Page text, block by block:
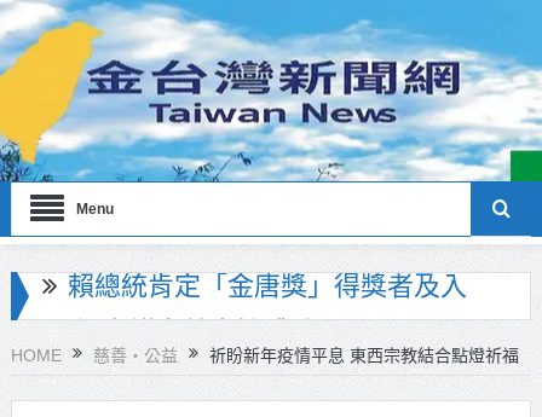
Menu
海巡署南部分署主官大換血 蔡順元
勉提升巡防戰力
北市鮮奶週報再升級！8月31日補助
HOME 慈善‧公益 祈盼新年疫情平息 東西宗教結合點燈祈福